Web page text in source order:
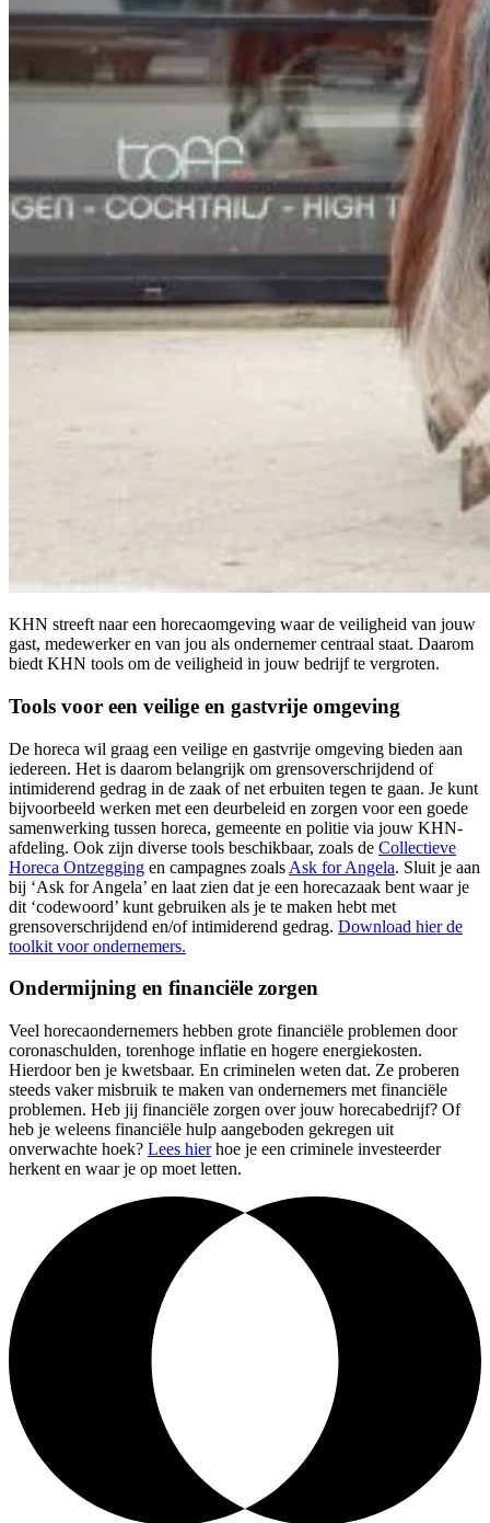
KHN streeft naar een horecaomgeving waar de veiligheid van jouw
gast, medewerker en van jou als ondernemer centraal staat. Daarom
biedt KHN tools om de veiligheid in jouw bedrijf te vergroten.
Tools voor een veilige en gastvrije omgeving
De horeca wil graag een veilige en gastvrije omgeving bieden aan
iedereen. Het is daarom belangrijk om grensoverschrijdend of
intimiderend gedrag in de zaak of net erbuiten tegen te gaan. Je kunt
bijvoorbeeld werken met een deurbeleid en zorgen voor een goede
samenwerking tussen horeca, gemeente en politie via jouw KHN-
afdeling. Ook zijn diverse tools beschikbaar, zoals de Collectieve
Horeca Ontzegging en campagnes zoals Ask for Angela. Sluit je aan
bij ‘Ask for Angela’ en laat zien dat je een horecazaak bent waar je
dit ‘codewoord’ kunt gebruiken als je te maken hebt met
grensoverschrijdend en/of intimiderend gedrag. Download hier de
toolkit voor ondernemers.
Ondermijning en financiële zorgen
Veel horecaondernemers hebben grote financiële problemen door
coronaschulden, torenhoge inflatie en hogere energiekosten.
Hierdoor ben je kwetsbaar. En criminelen weten dat. Ze proberen
steeds vaker misbruik te maken van ondernemers met financiële
problemen. Heb jij financiële zorgen over jouw horecabedrijf? Of
heb je weleens financiële hulp aangeboden gekregen uit
onverwachte hoek? Lees hierhoe je een criminele investeerder
herkent en waar je op moet letten.